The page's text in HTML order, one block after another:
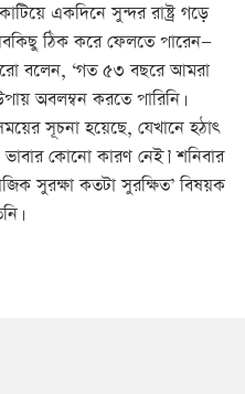
একদিনে সুন্দর রাষ্ট্র গড়ে
ঠিক করে ফেলতে পারেন—
বলেন, ‘গত ৫৩ বছরে আমরা
অবলম্বন করতে পারিনি।
সূচনা হয়েছে, যেখানে হঠাৎ
কোনো কারণ নেই।’ শনিবার
সুরক্ষা কতটা সুরক্ষিত’ বিষয়ক